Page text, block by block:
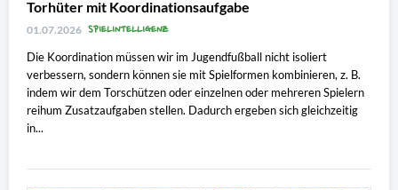
Torhüter mit Koordinationsaufgabe
01.07.2026 SPIELINTELLIGENZ
Die Koordination müssen wir im Jugendfußball nicht isoliert
verbessern, sondern können sie mit Spielformen kombinieren, z. B.
indem wir dem Torschützen oder einzelnen oder mehreren Spielern
reihum Zusatzaufgaben stellen. Dadurch ergeben sich gleichzeitig
in...